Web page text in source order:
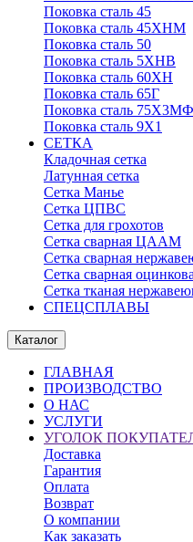
Поковка сталь 45
Поковка сталь 45ХНМ
Поковка сталь 50
Поковка сталь 5ХНВ
Поковка сталь 60ХН
Поковка сталь 65Г
Поковка сталь 75Х3МФ
Поковка сталь 9Х1
СЕТКА
Кладочная сетка
Латунная сетка
Сетка Манье
Сетка ЦПВС
Сетка для грохотов
Сетка сварная ЦААМ
Сетка сварная
Сетка сварная
Сетка тканая
СПЕЦСПЛАВЫ
Каталог
ГЛАВНАЯ
ПРОИЗВОДСТВО
О НАС
УСЛУГИ
УГОЛОК
Доставка
Гарантия
Оплата
Возврат
О компании
Как заказать